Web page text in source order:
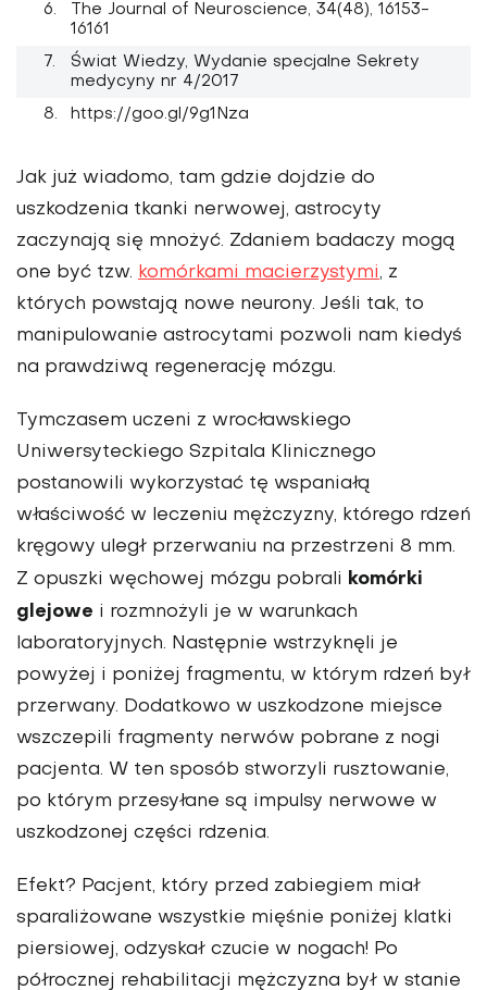
The Journal of Neuroscience, 34(48), 16153-
16161
Świat Wiedzy, Wydanie specjalne Sekrety
medycyny nr 4/2017
https://goo.gl/9g1Nza
Jak już wiadomo, tam gdzie dojdzie do
uszkodzenia tkanki nerwowej, astrocyty
zaczynają się mnożyć. Zdaniem badaczy mogą
one być tzw. komórkami macierzystymi, z
których powstają nowe neurony. Jeśli tak, to
manipulowanie astrocytami pozwoli nam kiedyś
na prawdziwą regenerację mózgu.
Tymczasem uczeni z wrocławskiego
Uniwersyteckiego Szpitala Klinicznego
postanowili wykorzystać tę wspaniałą
właściwość w leczeniu mężczyzny, którego rdzeń
kręgowy uległ przerwaniu na przestrzeni 8 mm.
Z opuszki węchowej mózgu pobrali
komórki
glejowe i rozmnożyli je w warunkach
laboratoryjnych. Następnie wstrzyknęli je
powyżej i poniżej fragmentu, w którym rdzeń był
przerwany. Dodatkowo w uszkodzone miejsce
wszczepili fragmenty nerwów pobrane z nogi
pacjenta. W ten sposób stworzyli rusztowanie,
po którym przesyłane są impulsy nerwowe w
uszkodzonej części rdzenia.
Efekt? Pacjent, który przed zabiegiem miał
sparaliżowane wszystkie mięśnie poniżej klatki
piersiowej, odzyskał czucie w nogach! Po
półrocznej rehabilitacji mężczyzna był w stanie